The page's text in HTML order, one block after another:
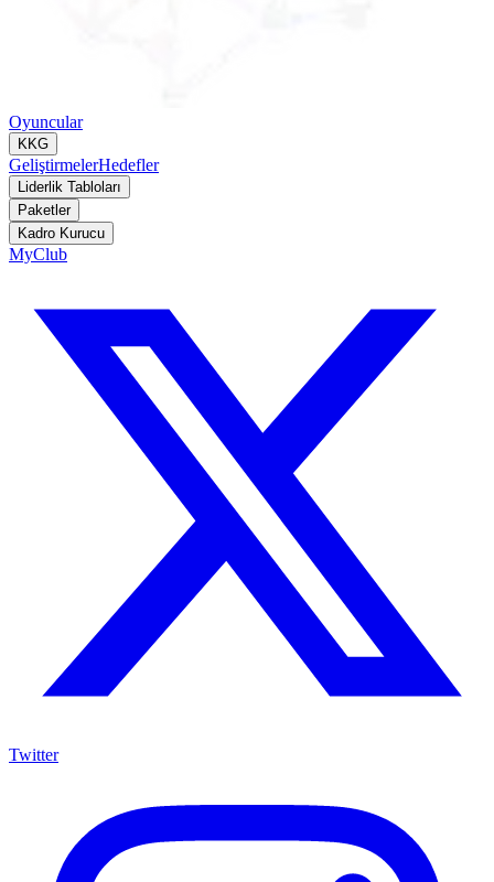
Oyuncular
KKG
GeliştirmelerHedefler
Liderlik Tabloları
Paketler
Kadro Kurucu
MyClub
Twitter